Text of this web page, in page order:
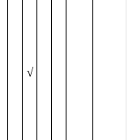
√